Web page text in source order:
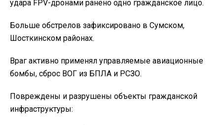
удара FPV-дронами ранено одно гражданское лицо.
Больше обстрелов зафиксировано в Сумском,
Шосткинском районах.
Враг активно применял управляемые авиационные
бомбы, сброс ВОГ из БПЛА и РСЗО.
Повреждены и разрушены объекты гражданской
инфраструктуры: